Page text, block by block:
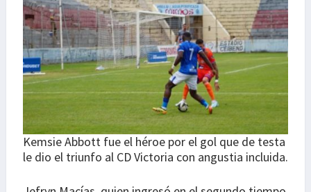
Kemsie Abbott fue el héroe por el gol que de testa
le dio el triunfo al CD Victoria con angustia incluida.